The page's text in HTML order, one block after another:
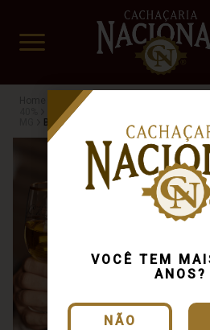
VOCÊ TEM
ANOS?
NÃO
Cachaça
Busca: carvalho
Busca: carvalho